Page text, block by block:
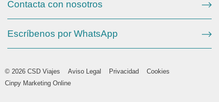
Contacta con nosotros
Escríbenos por WhatsApp
© 2026 CSD Viajes Aviso Legal Privacidad
Cookies
Cinpy Marketing Online